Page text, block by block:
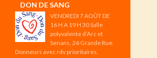
DON DE SANG
VENDREDI 7 AOÛT DE
16 H A 19 H 30 Salle
polyvalente d’Arc et
Senans, 26 Grande Rue.
Donneurs avec rdv prioritaires,